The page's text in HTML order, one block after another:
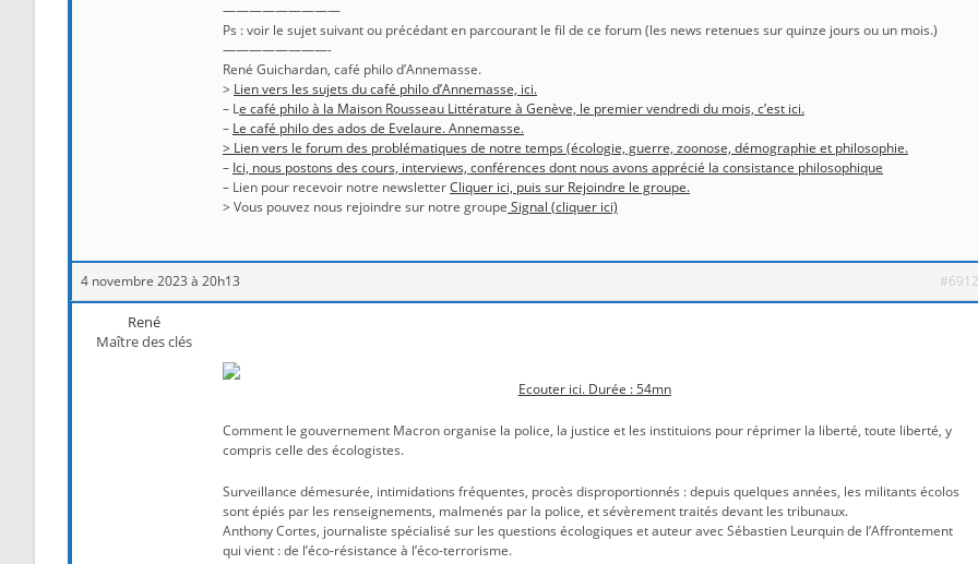
—————————
Ps : voir le sujet suivant ou précédant en parcourant le fil de ce forum (les news retenues sur quinze jours ou un mois.)
————————-
René Guichardan, café philo d’Annemasse.
> Lien vers les sujets du café philo d’Annemasse, ici.
– Le café philo à la Maison Rousseau Littérature à Genève, le premier vendredi du mois, c’est ici.
– Le café philo des ados de Evelaure. Annemasse.
> Lien vers le forum des problématiques de notre temps (écologie, guerre, zoonose, démographie et philosophie.
– Ici, nous postons des cours, interviews, conférences dont nous avons apprécié la consistance philosophique
– Lien pour recevoir notre newsletterCliquer ici, puis sur Rejoindre le groupe.
> Vous pouvez nous rejoindre sur notre groupe Signal (cliquer ici)
4 novembre 2023 à 20h13
René
Maître des clés
Ecouter ici. Durée : 54mn
Comment le gouvernement Macron organise la police, la justice et les instituions pour réprimer la liberté, toute liberté, y
compris celle des écologistes.
Surveillance démesurée, intimidations fréquentes, procès disproportionnés : depuis quelques années, les militants écolos
sont épiés par les renseignements, malmenés par la police, et sévèrement traités devant les tribunaux.
Anthony Cortes, journaliste spécialisé sur les questions écologiques et auteur avec Sébastien Leurquin de l’Affrontement
qui vient : de l’éco-résistance à l’éco-terrorisme.